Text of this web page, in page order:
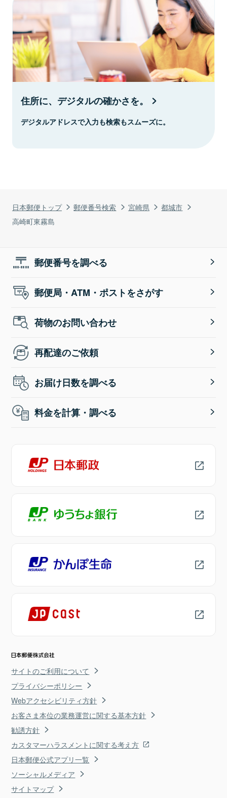
日本郵便トップ 郵便番号検索 宮崎県
都城市
高崎町東霧島
住所に、デジタルの確かさを。
デジタルアドレスで入力も検索もスムーズに。
郵便番号を調べる
郵便局・ATM・ポストをさがす
荷物のお問い合わせ
再配達のご依頼
お届け日数を調べる
料金を計算・調べる
サイトのご利用について
プライバシーポリシー
Webアクセシビリティ方針
お客さま本位の業務運営に関する基本方針
勧誘方針
カスタマーハラスメントに関する考え方
日本郵便公式アプリ一覧
ソーシャルメディア
サイトマップ